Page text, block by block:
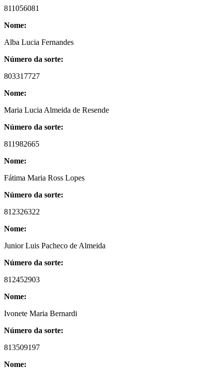
811056081
Nome:
Alba Lucia Fernandes
Número da sorte:
803317727
Nome:
Maria Lucia Almeida de Resende
Número da sorte:
811982665
Nome:
Fátima Maria Ross Lopes
Número da sorte:
812326322
Nome:
Junior Luis Pacheco de Almeida
Número da sorte:
812452903
Nome:
Ivonete Maria Bernardi
Número da sorte:
813509197
Nome: